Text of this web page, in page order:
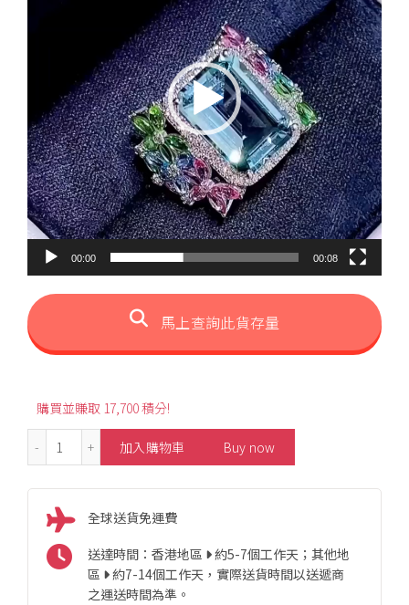
00:00 00:08
馬上查詢此貨存量
購買並賺取 17,700 積分!
5.7ct Luxury Santa Maria Aquamarine Ring 數量
加入購物車 Buy now
全球送貨免運費
送達時間：香港地區
約5-7個工作天；其他地
區
約7-14個工作天，實際送貨時間以送遞商
之運送時間為準。